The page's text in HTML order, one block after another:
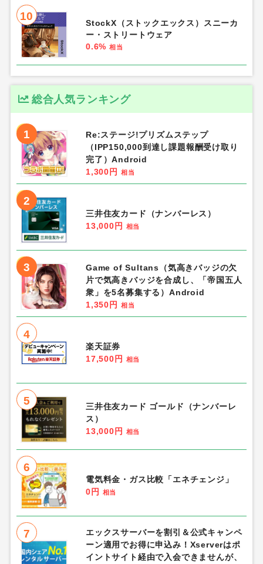
10
StockX（ストックエックス）スニーカ
ー・ストリートウェア
0.6% 相当
総合人気ランキング
1
Re:ステージ!プリズムステップ
（IPP150,000到達し課題報酬受け取り
完了）Android
1,300円
相当
2
三井住友カード（ナンバーレス）
13,000円
相当
3
Game of Sultans（気高きバッジの欠
片で気高きバッジを合成し、「帝国五人
衆」を5名募集する）Android
1,350円
相当
4
楽天証券
17,500円
相当
5
三井住友カード ゴールド（ナンバーレ
ス）
13,000円
相当
6
電気料金・ガス比較「エネチェンジ」
0円
相当
7
エックスサーバーを割引＆公式キャンペ
ーン適用でお得に申込み！Xserverはポ
イントサイト経由で入会できませんが、